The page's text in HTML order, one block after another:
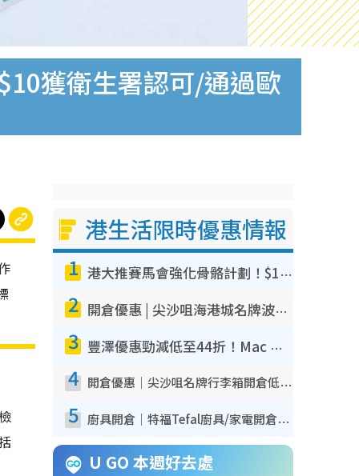
獲衛生署認可/通過歐
港生活限時優惠情報
1 港大推賽馬會強化骨骼計劃！$100骨質密度X光檢查 完成免費運動訓練送超市禮券！附參加資格
2 開倉優惠 | 尖沙咀海港城名牌波鞋開倉低至1折！On鞋$899起／Joy&Peace鞋履$98起
3 豐澤優惠勁減低至44折！Mac mini/iPhone17Pro大減價！廚房家電$220起
4 開倉優惠｜尖沙咀名牌行李箱開倉低至4折！一連5日 American Tourister/ace./Hallmark $200起！
5 廚具開倉｜特福Tefal廚具/家電開倉低至3折！$220起買平底鍋/炒鑊/湯煲！電飯煲/吸塵機/燙斗$418起
U GO 本週好去處